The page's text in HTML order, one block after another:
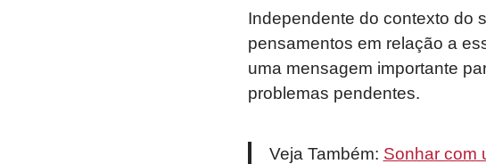
Independente do contexto do
pensamentos em relação a
uma mensagem importante
problemas pendentes.
Veja Também: Sonhar com